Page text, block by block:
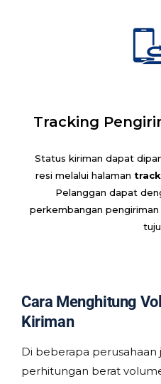
Tracking
Status kiriman dapat
resi melalui halaman
Pelanggan dapat
perkembangan
Cara Menghitung
Kiriman
Di beberapa perusahaan
perhitungan berat